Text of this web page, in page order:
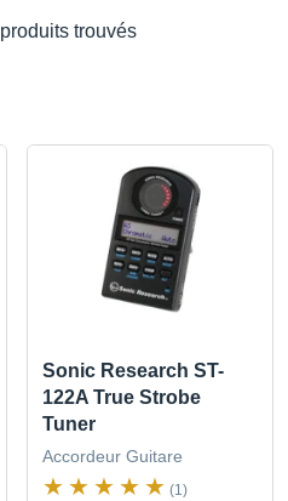
produits trouvés
Sonic Research ST-
122A True Strobe
Tuner
Accordeur Guitare
(1)